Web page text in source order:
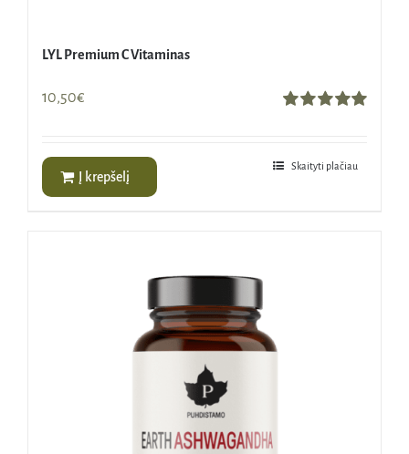
LYL Premium C Vitaminas
10,50€
Į krepšelį
Skaityti plačiau